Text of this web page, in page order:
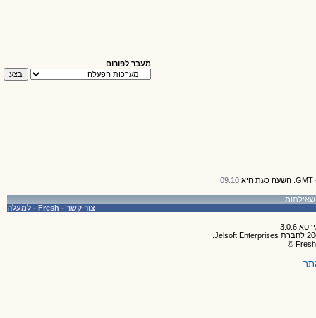
מעבר לפורום
09:10
צור קשר -
Fresh
- למעלה